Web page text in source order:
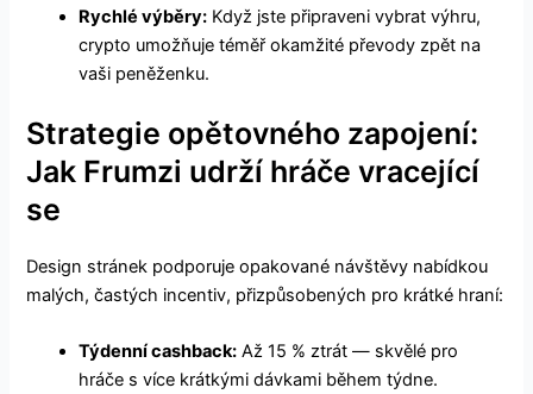
Rychlé výběry: Když jste připraveni vybrat výhru,
crypto umožňuje téměř okamžité převody zpět na
vaši peněženku.
Strategie opětovného zapojení:
Jak Frumzi udrží hráče vracející
se
Design stránek podporuje opakované návštěvy nabídkou
malých, častých incentiv, přizpůsobených pro krátké hraní:
Týdenní cashback: Až 15 % ztrát — skvělé pro
hráče s více krátkými dávkami během týdne.